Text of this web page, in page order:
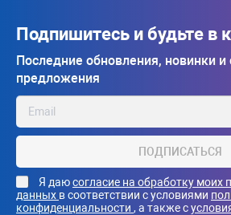
Подпишитесь и будьте в
Последние обновления, новинки
предложения
ПОДПИСАТЬСЯ
Я даюсогласие на обработку моих
данных в соответствии с условиями
конфиденциальности , а также с